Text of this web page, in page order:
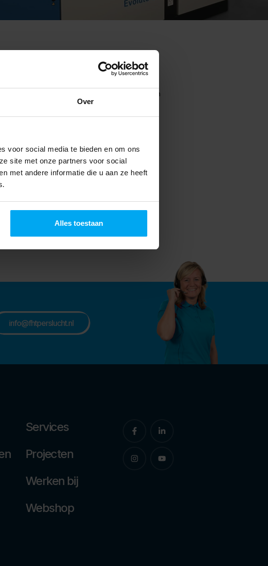
Over
voor social media te bieden en om ons
site met onze partners voor social
met andere informatie die u aan ze heeft
Alles toestaan
wij een mooie persluchtinstallatie mogen
. De installatie bestaat uit onder andere
55. Deze schroefcompressor met
voor optimale koeling bij alle
in RVS plaat- en
bedrijf is gespecialiseerd in
RVS. Met hun kennis en expertise
en duurzame oplossingen!
info@fhtperslucht.nl
Services
Projecten
Werken bij
Webshop